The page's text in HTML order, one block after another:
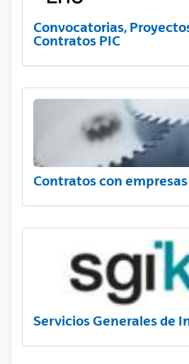
Convocatorias,
Contratos PIC
Contratos con
Servicios Generales de